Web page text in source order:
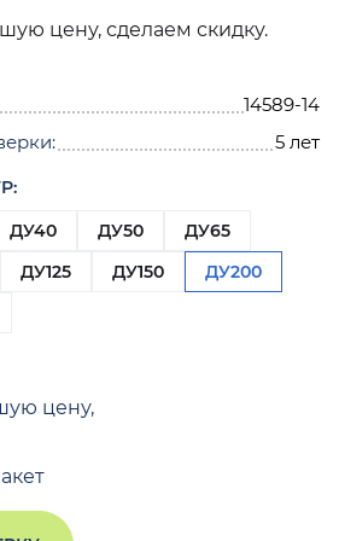
цену, сделаем скидку.
14589-14
5 лет
ДУ40 ДУ50
ДУ65
ДУ125 ДУ150
ДУ200
цену,